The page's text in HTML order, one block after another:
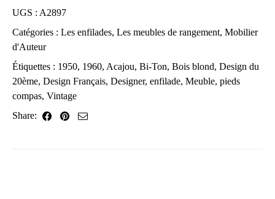
UGS : A2897
Catégories : Les enfilades, Les meubles de rangement, Mobilier
d'Auteur
Étiquettes : 1950, 1960, Acajou, Bi-Ton, Bois blond, Design du
20ème, Design Français, Designer, enfilade, Meuble, pieds
compas, Vintage
Share: